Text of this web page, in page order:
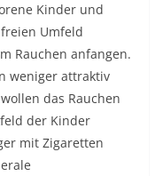
Kinder und
Umfeld
Rauchen anfangen.
weniger attraktiv
das Rauchen
der Kinder
mit Zigaretten